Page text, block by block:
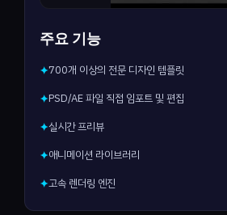
주요 기능
✦700개 이상의 전문 디자인 템플릿
✦PSD/AE 파일 직접 임포트 및 편집
✦실시간 프리뷰
✦애니메이션 라이브러리
✦고속 렌더링 엔진